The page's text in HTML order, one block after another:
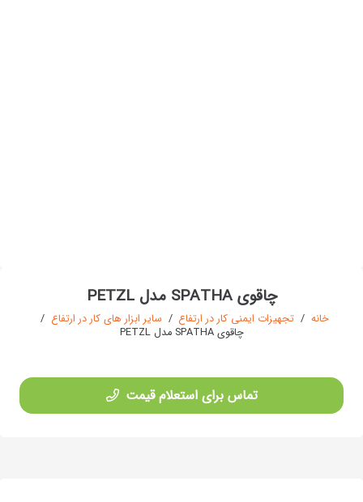
چاقوی SPATHA مدل PETZL
خانه / تجهیزات ایمنی کار در ارتفاع / سایر ابزار های کار در ارتفاع /
چاقوی SPATHA مدل PETZL
تماس برای استعلام قیمت